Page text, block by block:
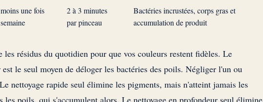
une fois
2 à 3 minutes
par pinceau
Bactéries incrustées, corps gras et
accumulation de produit
les résidus du quotidien pour que vos couleurs restent fidèles. Le
le seul moyen de déloger les bactéries des poils. Négliger l'un ou
nettoyage rapide seul élimine les pigments, mais n'atteint jamais les
les poils, qui s'accumulent alors. Le nettoyage en profondeur seul élimine